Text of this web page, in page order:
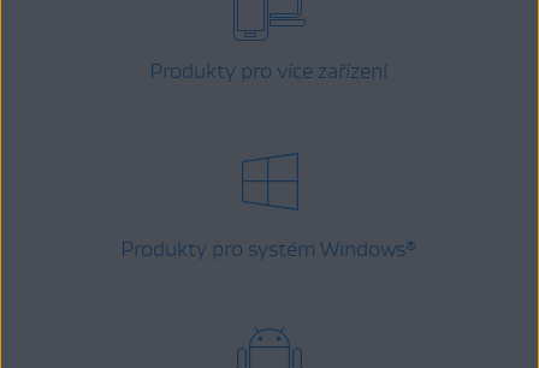
Produkty pro více zařízení
Produkty pro systém Windows®